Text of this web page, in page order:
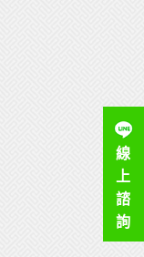
線
上
諮
詢